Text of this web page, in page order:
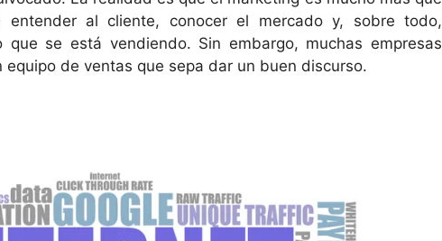
al cliente, conocer el mercado y, sobre todo,
se está vendiendo. Sin embargo, muchas empresas
de ventas que sepa dar un buen discurso.